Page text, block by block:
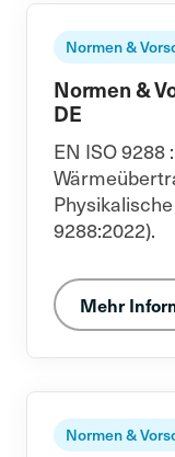
Normen &
Normen &
DE
EN ISO 9288
9288:2022).
Mehr
Normen &